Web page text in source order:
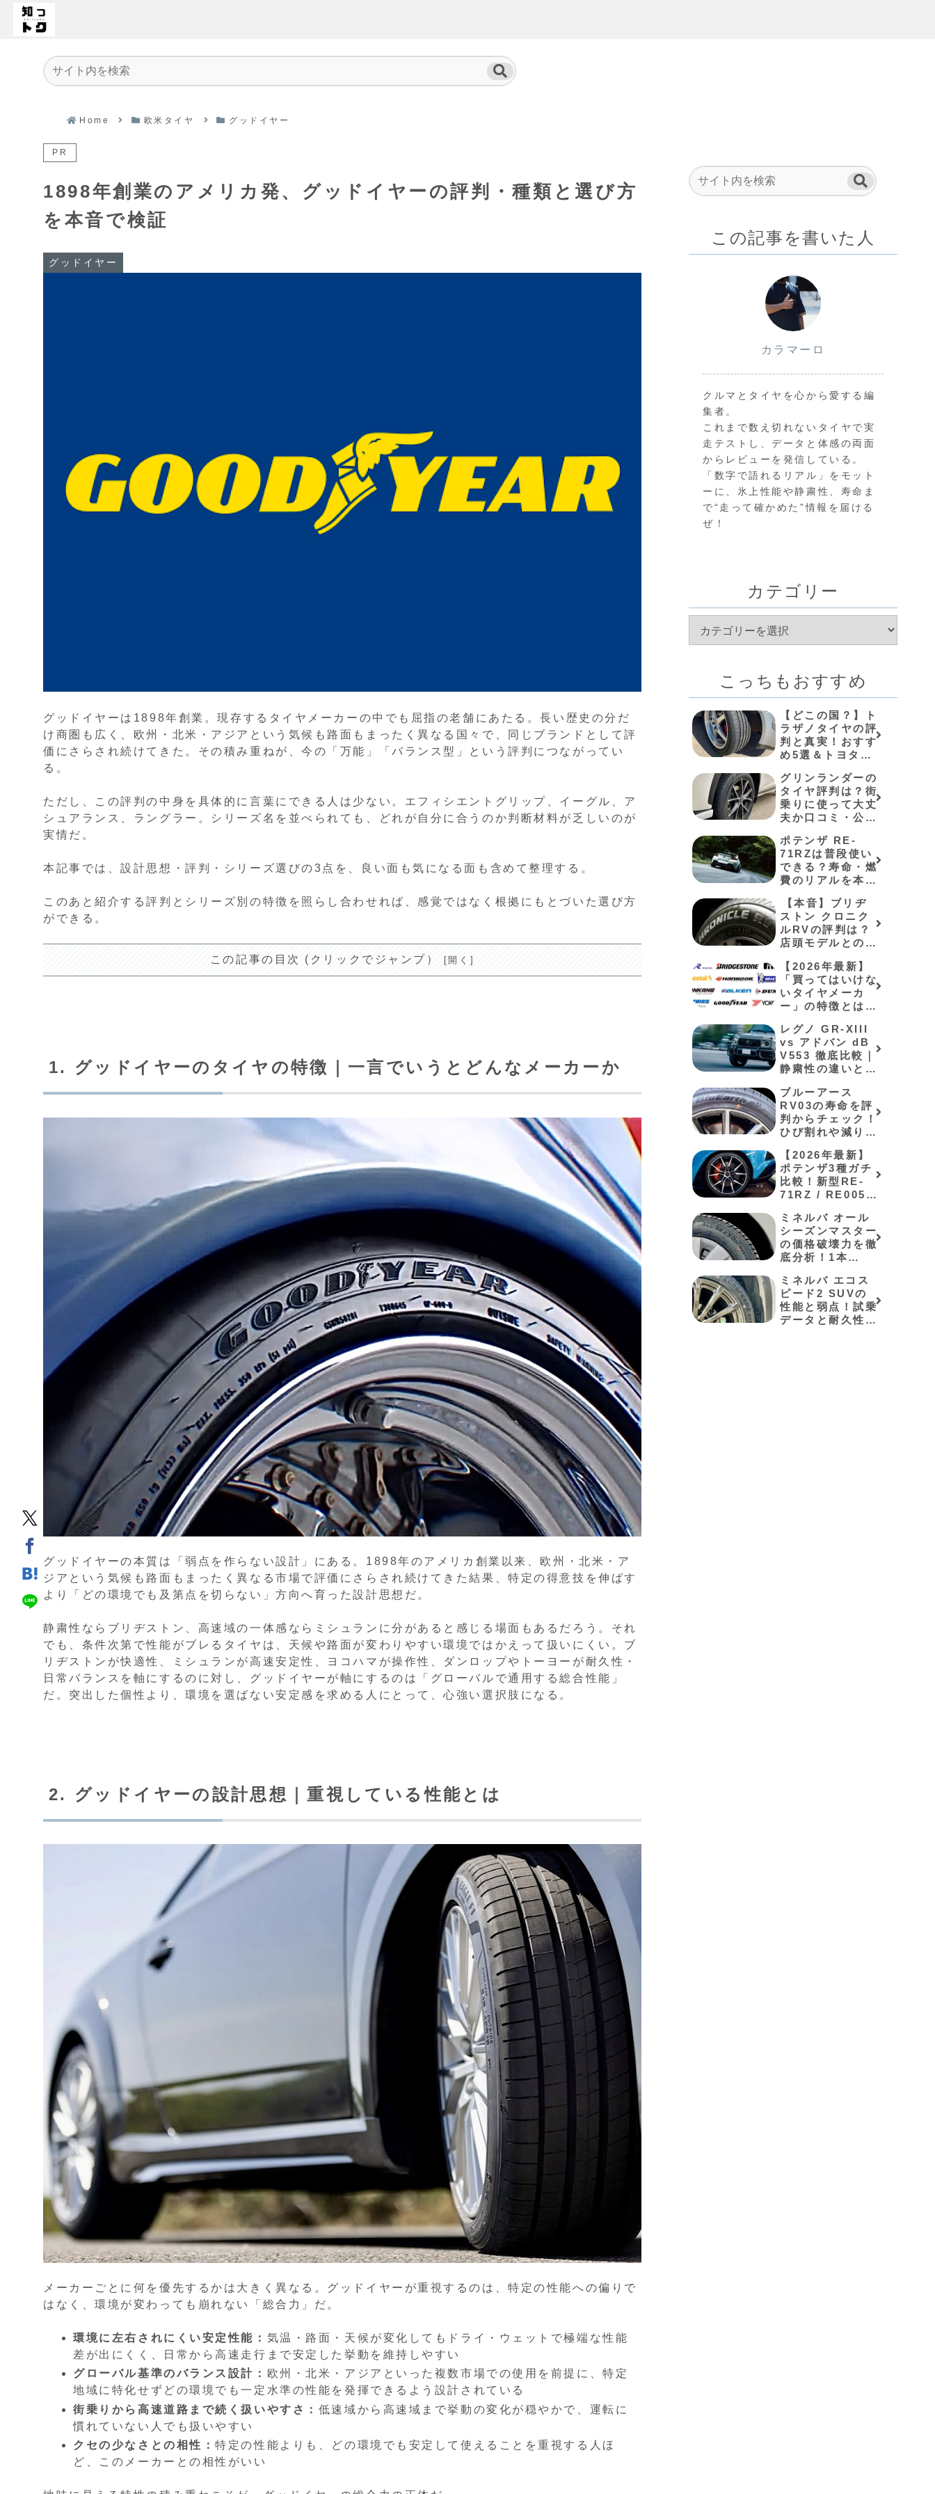
Home 欧米タイヤ グッドイヤー
PR
1898年創業のアメリカ発、グッドイヤーの評判・種類と選び方
を本音で検証
グッドイヤー
グッドイヤーは1898年創業。現存するタイヤメーカーの中でも屈指の老舗にあたる。長い歴史の分だ
け商圏も広く、欧州・北米・アジアという気候も路面もまったく異なる国々で、同じブランドとして評
価にさらされ続けてきた。その積み重ねが、今の「万能」「バランス型」という評判につながってい
る。
ただし、この評判の中身を具体的に言葉にできる人は少ない。エフィシエントグリップ、イーグル、ア
シュアランス、ラングラー。シリーズ名を並べられても、どれが自分に合うのか判断材料が乏しいのが
実情だ。
本記事では、設計思想・評判・シリーズ選びの3点を、良い面も気になる面も含めて整理する。
このあと紹介する評判とシリーズ別の特徴を照らし合わせれば、感覚ではなく根拠にもとづいた選び方
ができる。
この記事の目次 (クリックでジャンプ）
1. グッドイヤーのタイヤの特徴｜一言でいうとどんなメーカーか
グッドイヤーの本質は「弱点を作らない設計」にある。1898年のアメリカ創業以来、欧州・北米・ア
ジアという気候も路面もまったく異なる市場で評価にさらされ続けてきた結果、特定の得意技を伸ばす
より「どの環境でも及第点を切らない」方向へ育った設計思想だ。
静粛性ならブリヂストン、高速域の一体感ならミシュランに分があると感じる場面もあるだろう。それ
でも、条件次第で性能がブレるタイヤは、天候や路面が変わりやすい環境ではかえって扱いにくい。ブ
リヂストンが快適性、ミシュランが高速安定性、ヨコハマが操作性、ダンロップやトーヨーが耐久性・
日常バランスを軸にするのに対し、グッドイヤーが軸にするのは「グローバルで通用する総合性能」
だ。突出した個性より、環境を選ばない安定感を求める人にとって、心強い選択肢になる。
2. グッドイヤーの設計思想｜重視している性能とは
メーカーごとに何を優先するかは大きく異なる。グッドイヤーが重視するのは、特定の性能への偏りで
はなく、環境が変わっても崩れない「総合力」だ。
環境に左右されにくい安定性能： 気温・路面・天候が変化してもドライ・ウェットで極端な性能
差が出にくく、日常から高速走行まで安定した挙動を維持しやすい
グローバル基準のバランス設計： 欧州・北米・アジアといった複数市場での使用を前提に、特定
地域に特化せずどの環境でも一定水準の性能を発揮できるよう設計されている
街乗りから高速道路まで続く扱いやすさ： 低速域から高速域まで挙動の変化が穏やかで、運転に
慣れていない人でも扱いやすい
クセの少なさとの相性：特定の性能よりも、どの環境でも安定して使えることを重視する人ほ
ど、このメーカーとの相性がいい
この記事を書いた人
カラマーロ
クルマとタイヤを心から愛する編
集者。
これまで数え切れないタイヤで実
走テストし、データと体感の両面
からレビューを発信している。
「数字で語れるリアル」をモット
ーに、氷上性能や静粛性、寿命ま
で“走って確かめた”情報を届ける
ぜ！
カテゴリー
こっちもおすすめ
【どこの国？】ト
ラザノタイヤの評
判と真実！おすす
め5選＆トヨタ適
グリンランダーの
タイヤ評判は？街
乗りに使って大丈
夫か口コミ・公式
証！おすすめ5選
も紹介
ポテンザ RE-
71RZは普段使い
できる？寿命・燃
費のリアルを本音
⁠【本音】ブリヂ
ストン クロニク
ルRVの評判は？
店頭モデルとの違
罠を解説⁠
【2026年最新】
「買ってはいけな
いタイヤメーカ
ー」の特徴とは？
命と失敗しない選
び方
レグノ GR-XIII
vs アドバン dB
V553 徹底比較｜
静粛性の違いと選
ブルーアース
RV03の寿命を評
判からチェック！
ひび割れや減りが
【2026年最新】
ポテンザ3種ガチ
比較！新型RE-
71RZ / RE005と
ミネルバ オール
シーズンマスター
の価格破壊力を徹
底分析！1本
アイスバーンでの
弱点
ミネルバ エコス
ピード2 SUVの
性能と弱点！試乗
データと耐久性を